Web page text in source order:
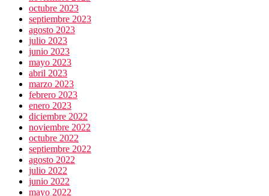
octubre 2023
septiembre 2023
agosto 2023
julio 2023
junio 2023
mayo 2023
abril 2023
marzo 2023
febrero 2023
enero 2023
diciembre 2022
noviembre 2022
octubre 2022
septiembre 2022
agosto 2022
julio 2022
junio 2022
mayo 2022